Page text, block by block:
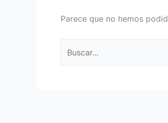
Parece que no hemos